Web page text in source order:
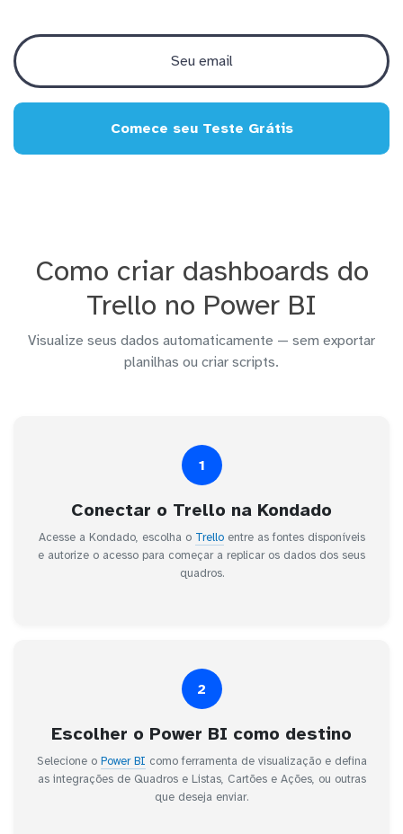
Comece seu Teste Grátis
Como criar dashboards do
Trello no Power BI
Visualize seus dados automaticamente — sem exportar
planilhas ou criar scripts.
1
Conectar o Trello na Kondado
Acesse a Kondado, escolha o Trelloentre as fontes disponíveis
e autorize o acesso para começar a replicar os dados dos seus
quadros.
2
Escolher o Power BI como destino
Selecione o Power BI como ferramenta de visualização e defina
as integrações de Quadros e Listas, Cartões e Ações, ou outras
que deseja enviar.